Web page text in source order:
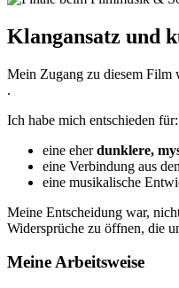
Klangansatz und
Mein Zugang zu diesem Film
.
Ich habe mich entschieden für:
eine eherdunklere,
eine Verbindung aus
eine musikalische
Meine Entscheidung war,
Widersprüche zu öffnen, die
Meine Arbeitsweise